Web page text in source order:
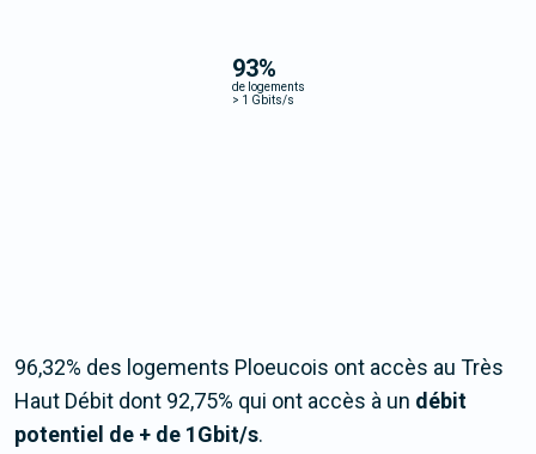
93%
de logements
> 1 Gbits/s
96,32% des logements Ploeucois ont accès au Très
Haut Débit dont 92,75% qui ont accès à un débit
potentiel de + de 1Gbit/s.